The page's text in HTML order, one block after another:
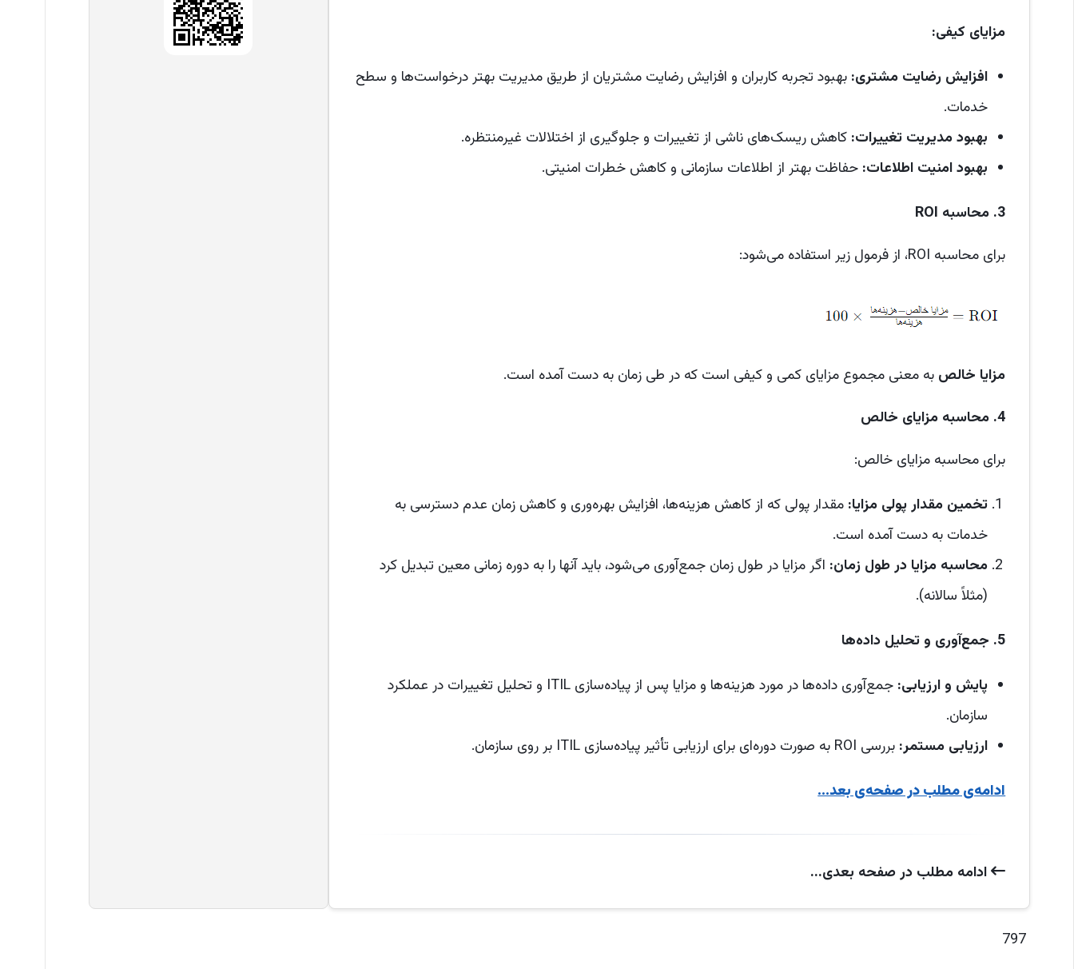
مزایای کیفی:
افزایش رضایت مشتری: بهبود تجربه کاربران و افزایش رضایت مشتریان از طریق مدیریت بهتر درخواست‌ها و سطح
خدمات.
بهبود مدیریت تغییرات: کاهش ریسک‌های ناشی از تغییرات و جلوگیری از اختلالات غیرمنتظره.
بهبود امنیت اطلاعات: حفاظت بهتر از اطلاعات سازمانی و کاهش خطرات امنیتی.
3. محاسبه
برای محاسبه ROI، از فرمول زیر استفاده می‌شود:
مزایا خالص به معنی مجموع مزایای کمی و کیفی است که در طی زمان به دست آمده است.
4. محاسبه مزایای خالص
برای محاسبه مزایای خالص:
تخمین مقدار پولی مزایا: مقدار پولی که از کاهش هزینه‌ها، افزایش بهره‌وری و کاهش زمان عدم دسترسی به
خدمات به دست آمده است.
محاسبه مزایا در طول زمان: اگر مزایا در طول زمان جمع‌آوری می‌شود، باید آنها را به دوره زمانی معین تبدیل کرد
(مثلاً سالانه).
5. جمع‌آوری و تحلیل داده‌ها
پایش و ارزیابی:
جمع‌آوری داده‌ها در مورد هزینه‌ها و مزایا پس از پیاده‌سازی ITIL و تحلیل تغییرات در عملکرد
سازمان.
ارزیابی مستمر: بررسی ROI به صورت دوره‌ای برای ارزیابی تأثیر پیاده‌سازی ITIL بر روی سازمان.
ادامه‌ی مطلب در صفحه‌ی بعد...
ادامه‌ مطلب در صفحه‌ بعدی...
797